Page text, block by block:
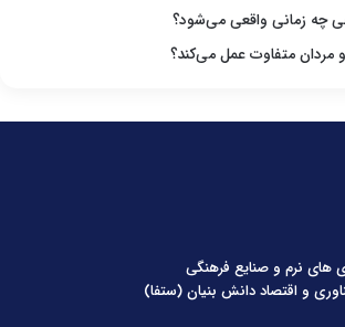
چه زمانی واقعی می‌شود؟
مردان متفاوت عمل می‌کند؟
های نرم و صنایع فرهنگی
و اقتصاد دانش بنیان (ستفا)